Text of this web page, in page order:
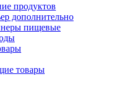
продуктов
дополнительно
пищевые
товары